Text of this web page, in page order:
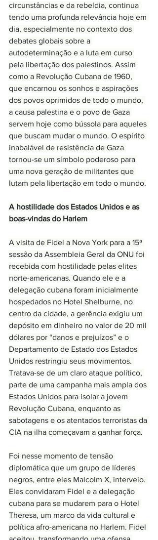
circunstâncias e da rebeldia, continua
tendo uma profunda relevância hoje em
dia, especialmente no contexto dos
debates globais sobre a
autodeterminação e a luta em curso
pela libertação dos palestinos. Assim
como a Revolução Cubana de 1960,
que encarnou os sonhos e aspirações
dos povos oprimidos de todo o mundo,
a causa palestina e o povo de Gaza
servem hoje como bússola para aqueles
que buscam mudar o mundo. O espírito
inabalável de resistência de Gaza
tornou-se um símbolo poderoso para
uma nova geração de militantes que
lutam pela libertação em todo o mundo.
A hostilidade dos Estados Unidos e as
boas-vindas do Harlem
A visita de Fidel a Nova York para a 15ª
sessão da Assembleia Geral da ONU foi
recebida com hostilidade pelas elites
norte-americanas. Quando ele e a
delegação cubana foram inicialmente
hospedados no Hotel Shelburne, no
centro da cidade, a gerência exigiu um
depósito em dinheiro no valor de 20 mil
dólares por “danos e prejuízos” e o
Departamento de Estado dos Estados
Unidos restringiu seus movimentos.
Tratava-se de um claro ataque político,
parte de uma campanha mais ampla dos
Estados Unidos para isolar a jovem
Revolução Cubana, enquanto as
sabotagens e os atentados terroristas da
CIA na ilha começavam a ganhar força.
Foi nesse momento de tensão
diplomática que um grupo de líderes
negros, entre eles Malcolm X, interveio.
Eles convidaram Fidel e a delegação
cubana para se mudarem para o Hotel
Theresa, um marco da vida cultural e
política afro-americana no Harlem. Fidel